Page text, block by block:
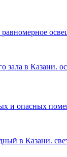
в Казани.
и опасных
в Казани.